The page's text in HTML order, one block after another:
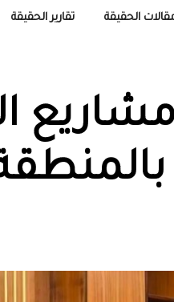
الحقيقة تقارير الحقيقة